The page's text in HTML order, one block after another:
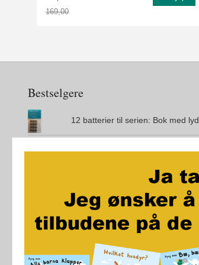
169,00
Bestselgere
12 batterier til serien: Bok med lyd
Den magiske øya
City Maze - London - Brettspill
Jo vil ikke bæsje på do